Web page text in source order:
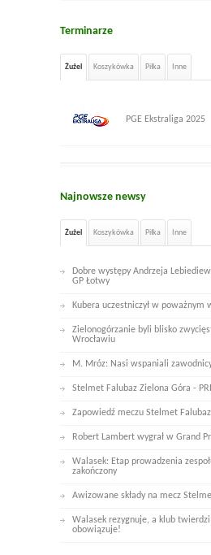
Terminarze
Żużel Koszykówka Piłka Inne
PGE Ekstraliga 2025
Najnowsze newsy
Żużel Koszykówka Piłka Inne
Dobre występy Andrzeja
GP Łotwy
Kubera uczestniczył w poważnym
Zielonogórzanie byli blisko
Wrocławiu
M. Mróz: Nasi wspaniali
Stelmet Falubaz Zielona Góra -
Zapowiedź meczu Stelmet Falubaz
Robert Lambert wygrał w Grand
Walasek: Etap prowadzenia
zakończony
Awizowane składy na mecz
Walasek rezygnuje, a klub
obowiązuje!